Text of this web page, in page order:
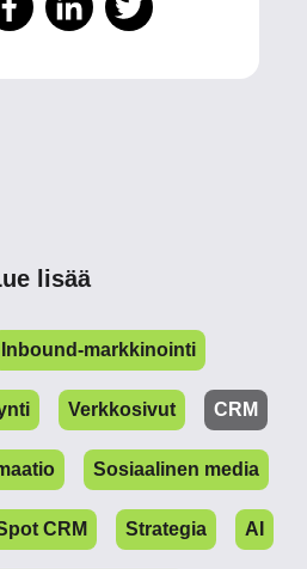
lisää
Inbound-markkinointi
Verkkosivut CRM
Sosiaalinen media
CRM Strategia AI